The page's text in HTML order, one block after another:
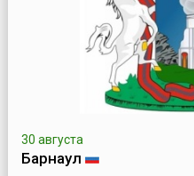
30 августа
Барнаул